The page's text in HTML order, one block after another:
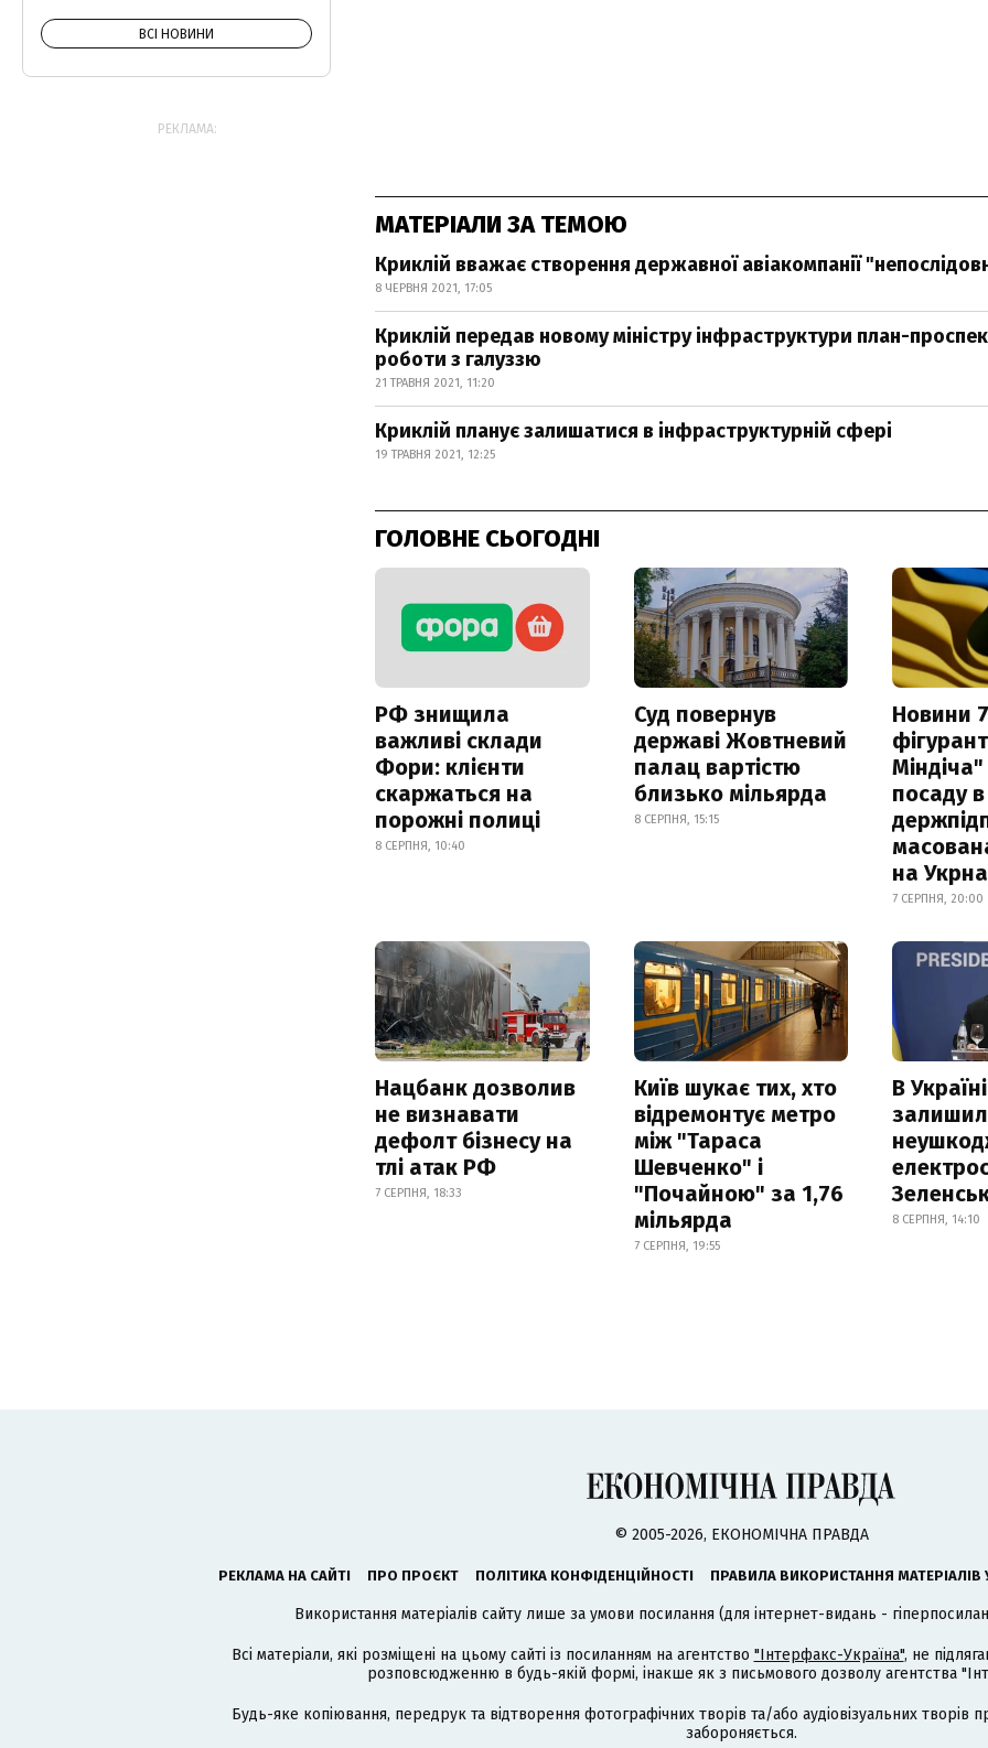
МАТЕРІАЛИ ЗА ТЕМОЮ
Криклій вважає створення державної авіакомпанії
8 ЧЕРВНЯ 2021, 17:05
Криклій передав новому міністру інфраструктури план-
роботи з галуззю
21 ТРАВНЯ 2021, 11:20
Криклій планує залишатися в інфраструктурній сфері
19 ТРАВНЯ 2021, 12:25
ГОЛОВНЕ СЬОГОДНІ
РФ знищила
важливі склади
Фори: клієнти
скаржаться на
порожні полиці
8 СЕРПНЯ, 10:40
Суд повернув
державі Жовтневий
палац вартістю
близько мільярда
8 СЕРПНЯ, 15:15
Новини
посаду в
на
7 СЕРПНЯ, 20:00
Нацбанк дозволив
не визнавати
дефолт бізнесу на
тлі атак РФ
7 СЕРПНЯ, 18:33
Київ шукає тих, хто
відремонтує метро
між "Тараса
Шевченко" і
"Почайною" за 1,76
мільярда
7 СЕРПНЯ, 19:55
В
8 СЕРПНЯ, 14:10
ВСІ НОВИНИ
РЕКЛАМА:
© 2005-2026, ЕКОНОМІЧНА ПРАВДА
РЕКЛАМА НА САЙТІ ПРО ПРОЄКТ ПОЛІТИКА КОНФІДЕНЦІЙНОСТІ ПРАВИЛА ВИКОРИСТАННЯ МАТЕРІАЛІВ
Використання матеріалів сайту лише за умови посилання (для інтернет-видань -
Всі матеріали, які розміщені на цьому сайті із посиланням на агентство "Інтерфакс-Україна", не
розповсюдженню в будь-якій формі, інакше як з письмового дозволу агентства
Будь-яке копіювання, передрук та відтворення фотографічних творів та/або аудіовізуальних
забороняється.